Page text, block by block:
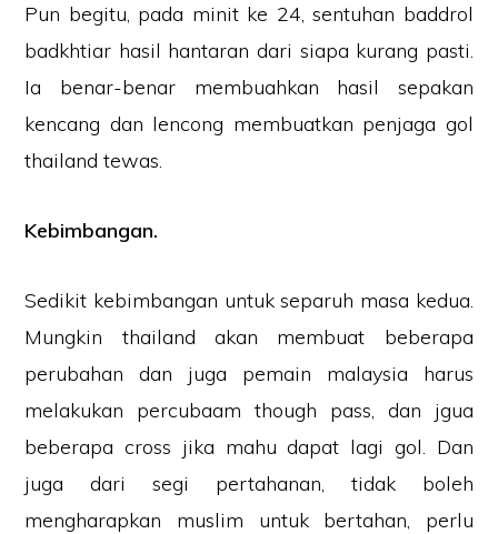
Pun begitu, pada minit ke 24, sentuhan baddrol
badkhtiar hasil hantaran dari siapa kurang pasti.
Ia benar-benar membuahkan hasil sepakan
kencang dan lencong membuatkan penjaga gol
thailand tewas.
Kebimbangan.
Sedikit kebimbangan untuk separuh masa kedua.
Mungkin thailand akan membuat beberapa
perubahan dan juga pemain malaysia harus
melakukan percubaam though pass, dan jgua
beberapa cross jika mahu dapat lagi gol. Dan
juga dari segi pertahanan, tidak boleh
mengharapkan muslim untuk bertahan, perlu